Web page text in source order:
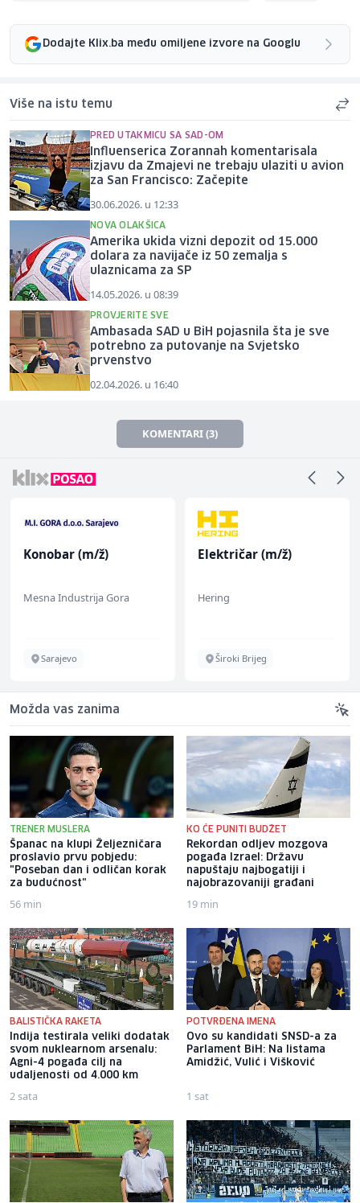
Dodajte Klix.ba među omiljene izvore na Googlu
Više na istu temu
PRED UTAKMICU SA SAD-OM
Influenserica Zorannah komentarisala
izjavu da Zmajevi ne trebaju ulaziti u avion
za San Francisco: Začepite
30.06.2026. u 12:33
NOVA OLAKŠICA
Amerika ukida vizni depozit od 15.000
dolara za navijače iz 50 zemalja s
ulaznicama za SP
14.05.2026. u 08:39
PROVJERITE SVE
Ambasada SAD u BiH pojasnila šta je sve
potrebno za putovanje na Svjetsko
prvenstvo
02.04.2026. u 16:40
KOMENTARI (3)
Konobar (m/ž)
Mesna Industrija Gora
Sarajevo
Električar (m/ž)
Hering
Široki Brijeg
Možda vas zanima
TRENER MUSLERA
Španac na klupi Željezničara
proslavio prvu pobjedu:
"Poseban dan i odličan korak
za budućnost"
56 min
KO ĆE PUNITI BUDŽET
Rekordan odljev mozgova
pogađa Izrael: Državu
napuštaju najbogatiji i
najobrazovaniji građani
19 min
BALISTIČKA RAKETA
Indija testirala veliki dodatak
svom nuklearnom arsenalu:
Agni-4 pogađa cilj na
udaljenosti od 4.000 km
2 sata
POTVRĐENA IMENA
Ovo su kandidati SNSD-a za
Parlament BiH: Na listama
Amidžić, Vulić i Višković
1 sat